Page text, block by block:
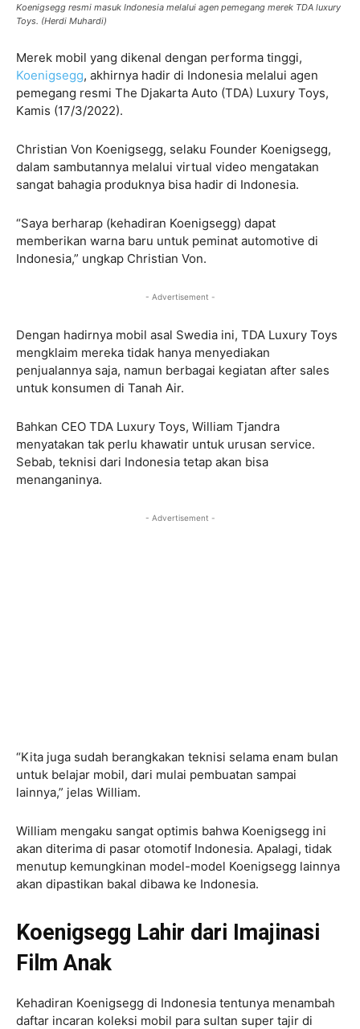
Koenigsegg resmi masuk Indonesia melalui agen pemegang merek TDA luxury
Toys. (Herdi Muhardi)
Merek mobil yang dikenal dengan performa tinggi,
Koenigsegg, akhirnya hadir di Indonesia melalui agen
pemegang resmi The Djakarta Auto (TDA) Luxury Toys,
Kamis (17/3/2022).
Christian Von Koenigsegg, selaku Founder Koenigsegg,
dalam sambutannya melalui virtual video mengatakan
sangat bahagia produknya bisa hadir di Indonesia.
“Saya berharap (kehadiran Koenigsegg) dapat
memberikan warna baru untuk peminat automotive di
Indonesia,” ungkap Christian Von.
- Advertisement -
Dengan hadirnya mobil asal Swedia ini, TDA Luxury Toys
mengklaim mereka tidak hanya menyediakan
penjualannya saja, namun berbagai kegiatan after sales
untuk konsumen di Tanah Air.
Bahkan CEO TDA Luxury Toys, William Tjandra
menyatakan tak perlu khawatir untuk urusan service.
Sebab, teknisi dari Indonesia tetap akan bisa
menanganinya.
- Advertisement -
“Kita juga sudah berangkakan teknisi selama enam bulan
untuk belajar mobil, dari mulai pembuatan sampai
lainnya,” jelas William.
William mengaku sangat optimis bahwa Koenigsegg ini
akan diterima di pasar otomotif Indonesia. Apalagi, tidak
menutup kemungkinan model-model Koenigsegg lainnya
akan dipastikan bakal dibawa ke Indonesia.
Koenigsegg Lahir dari Imajinasi
Film Anak
Kehadiran Koenigsegg di Indonesia tentunya menambah
daftar incaran koleksi mobil para sultan super tajir di